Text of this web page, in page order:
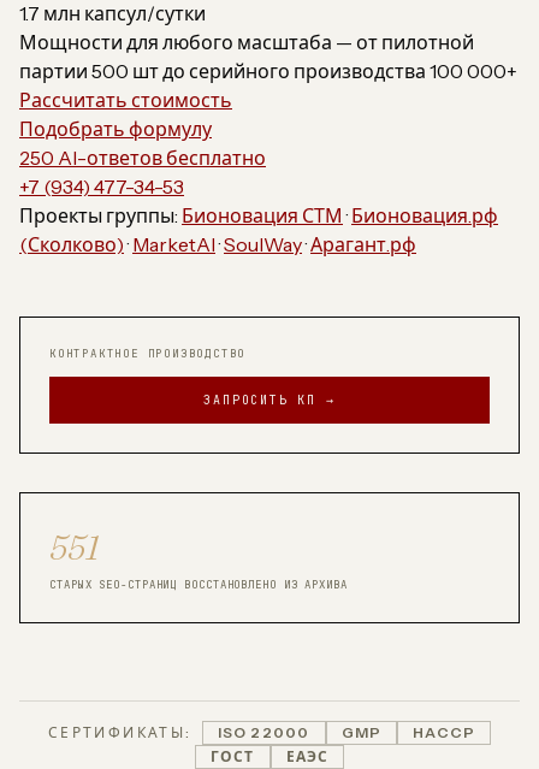
1.7 млн капсул/сутки
Мощности для любого масштаба — от пилотной
партии 500 шт до серийного производства 100 000+
Рассчитать стоимость
Подобрать формулу
250 AI-ответов бесплатно
+7 (934) 477-34-53
Проекты группы: Бионовация СТМ · Бионовация.рф
(Сколково)· MarketAI·SoulWay·Арагант.рф
КОНТРАКТНОЕ ПРОИЗВОДСТВО
ЗАПРОСИТЬ КП →
551
СТАРЫХ SEO-СТРАНИЦ ВОССТАНОВЛЕНО ИЗ АРХИВА
СЕРТИФИКАТЫ: ISO 22000 GMP
HACCP
ГОСТ
ЕАЭС